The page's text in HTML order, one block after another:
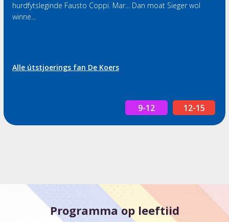
hurdfytsleginde Fausto Coppi. Mar... Dan moat Sieger wol
winne...
Alle útstjoerings fan De Koers
9-12 12-15
Programma op leeftiid